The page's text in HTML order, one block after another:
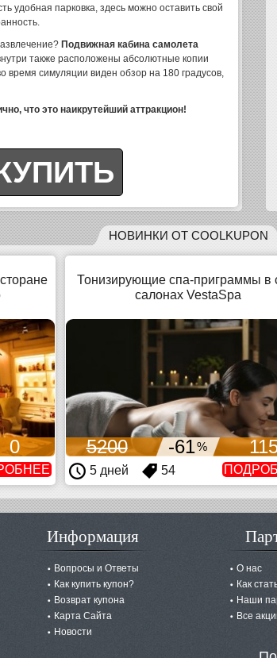
удобная парковка, здесь можно оставить свой
Подвижная кабина самолета
также расположены абсолютные копии
симуляции виден обзор на 180 градусов,
что это наикрутейший аттракцион!
НОВИНКИ ОТ COOLKUPON
0
Тонизирующие спа-приграммы в
салонах VestaSpa
5200 -61%
5 дней 54
Информация
Вопросы и Ответы
Как купить купон?
Возврат купона
Карта Сайта
Новости
О нас
Как
Наши
Все